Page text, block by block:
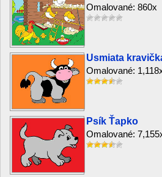
Omalované: 860x
Usmiata
Omalované:
Psík Ťapko
Omalované: